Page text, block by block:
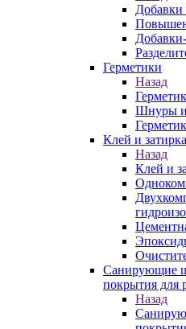
Добавки
Герметики
Назад
Шнуры
Клей и
Назад
Клей и
Санирующие
покрытия для
Назад